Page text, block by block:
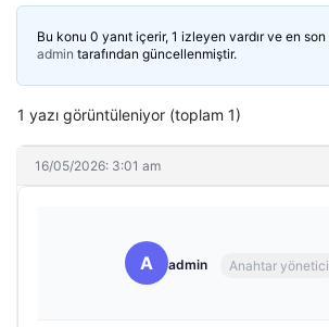
Bu konu 0 yanıt içerir, 1 izleyen vardır ve en son
admin tarafından güncellenmiştir.
1 yazı görüntüleniyor (toplam 1)
16/05/2026: 3:01 am
A admin Anahtar yönetici